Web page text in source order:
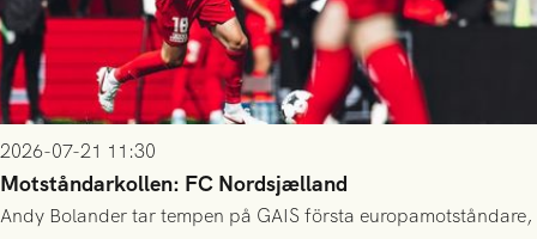
2026-07-21 11:30
Motståndarkollen: FC Nordsjælland
Andy Bolander tar tempen på GAIS första europamotståndare,